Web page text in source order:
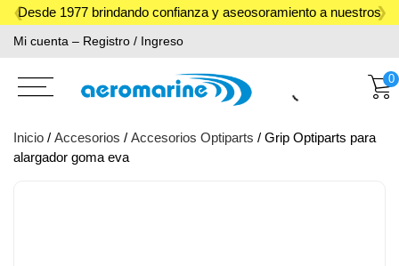
SkipDesde 1977 brindando confianza y aseosoramiento a nuestros
clientes.
Mi cuenta – Registro / Ingreso
0
Inicio / Accesorios / Accesorios Optiparts / Grip Optiparts para
alargador goma eva